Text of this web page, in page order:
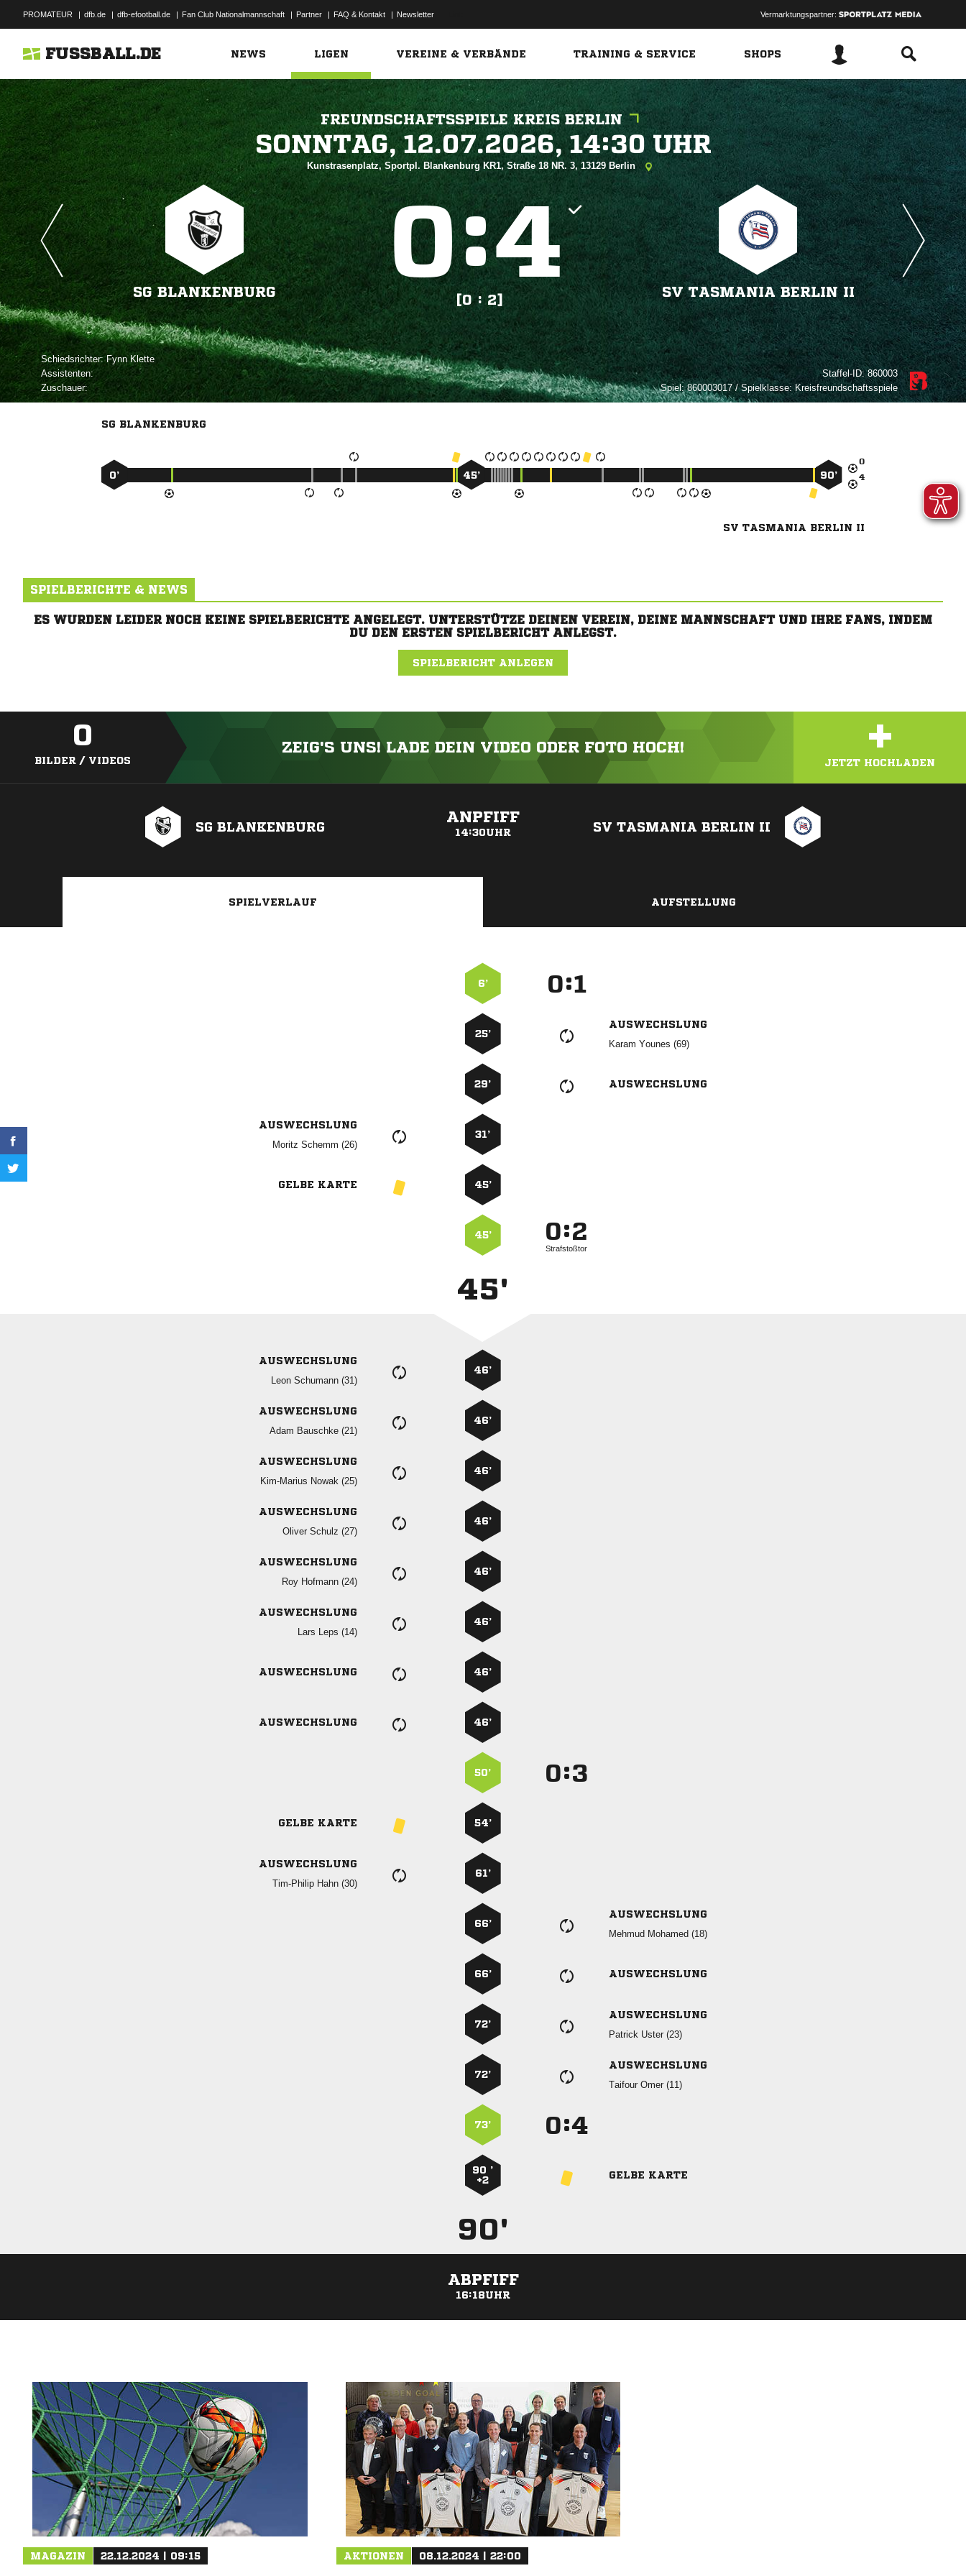
PROMATEUR | dfb.de | dfb-efootball.de | Fan Club Nationalmannschaft | Partner | FAQ & Kontakt | Newsletter Vermarktungspartner:
FUSSBALL.DE NEWS LIGEN VEREINE & VERBÄNDE TRAINING & SERVICE SHOPS
FREUNDSCHAFTSSPIELE KREIS BERLIN
   
Kunstrasenplatz, Sportpl. Blankenburg KR1, Straße 18 NR. 3, 13129 Berlin
SG BLANKENBURG
:
[0 : 2]
SV TASMANIA BERLIN II
Schiedsrichter:  
Assistenten:
Zuschauer:
Staffel-ID:860003
Spiel:860003017 / Spielklasse: Kreisfreundschaftsspiele
SG BLANKENBURG


0’ 45’ 90’
SV TASMANIA BERLIN II
SPIELBERICHTE & NEWS
ES WURDEN LEIDER NOCH KEINE SPIELBERICHTE ANGELEGT. UNTERSTÜTZE DEINEN VEREIN, DEINE MANNSCHAFT UND IHRE FANS, INDEM
DU DEN ERSTEN SPIELBERICHT ANLEGST.
SPIELBERICHT ANLEGEN
0
BILDER / VIDEOS
ZEIG'S UNS! LADE DEIN VIDEO ODER FOTO HOCH! +
JETZT HOCHLADEN
SG BLANKENBURG
ANPFIFF
14:30UHR SV TASMANIA BERLIN II
SPIELVERLAUF AUFSTELLUNG
6’ :
25’
AUSWECHSLUNG
  
29’ AUSWECHSLUNG
AUSWECHSLUNG
  
31’
GELBE KARTE 45’
45’ :
Strafstoßtor
45'
AUSWECHSLUNG
  
46’
AUSWECHSLUNG
  
46’
AUSWECHSLUNG
  
46’
AUSWECHSLUNG
  
46’
AUSWECHSLUNG
  
46’
AUSWECHSLUNG
  
46’
AUSWECHSLUNG 46’
AUSWECHSLUNG 46’
50’ :
GELBE KARTE 54’
AUSWECHSLUNG
  
61’
66’
AUSWECHSLUNG
  
66’ AUSWECHSLUNG
72’
AUSWECHSLUNG
  
72’
AUSWECHSLUNG
  
73’ :
90 ’
+2
GELBE KARTE
90'
ABPFIFF
16:18UHR
MAGAZIN 22.12.2024 | 09:15 AKTIONEN 08.12.2024 | 22:00